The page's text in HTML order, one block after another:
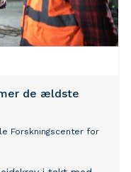
de ældste
Forskningscenter for